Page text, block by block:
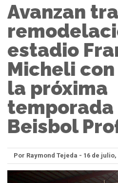
Avanzan
estadio
Micheli
la próxima
temporada
Beisbol
Por Raymond Tejeda - 16 de julio,
Anterior